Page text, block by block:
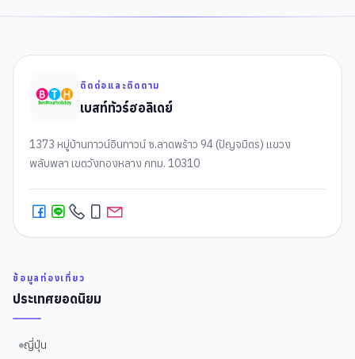
ติดต่อและติดตาม
เบสท์ทัวร์ฮอลิเดย์
1373 หมู่บ้านทาวน์อินทาวน์ ซ.ลาดพร้าว 94 (ปัญจมิตร) แขวง
พลับพลา เขตวังทองหลาง กทม. 10310
ข้อมูลท่องเที่ยว
ประเทศยอดนิยม
ญี่ปุ่น